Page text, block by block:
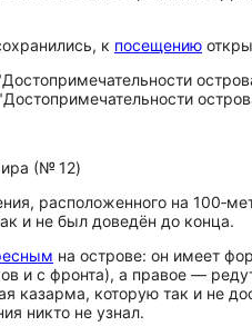
к посещению
(№ 12)
расположенного на
и не был доведён до конца.
на острове: он имеет
и с фронта), а правое —
казарма, которую так и не
никто не узнал.